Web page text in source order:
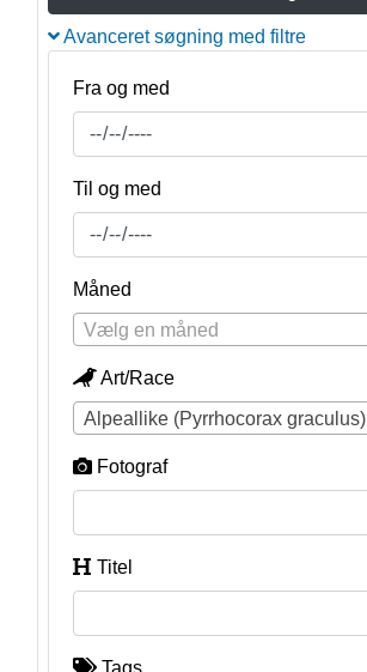
Avanceret søgning med filtre
Fra og med
Til og med
Måned
Vælg en måned
Art/Race
Alpeallike (Pyrrhocorax graculus)
Fotograf
Titel
Tags